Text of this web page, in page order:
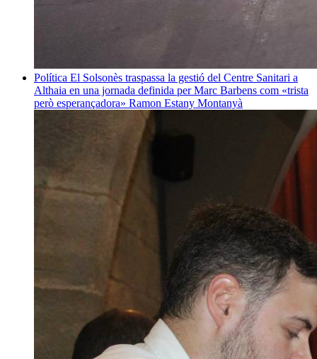
Política El Solsonès traspassa la gestió del Centre Sanitari a
Althaia en una jornada definida per Marc Barbens com «trista
però esperançadora» Ramon Estany Montanyà